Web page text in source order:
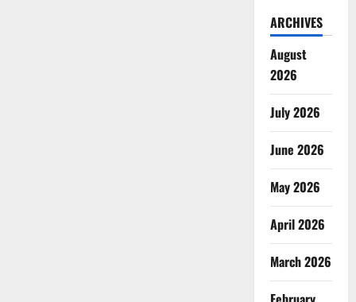
ARCHIVES
August
2026
July 2026
June 2026
May 2026
April 2026
March 2026